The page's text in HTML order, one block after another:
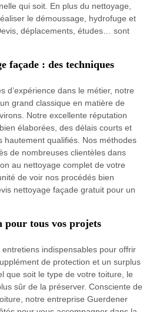
qui soit. En plus du nettoyage,
le démoussage, hydrofuge et
déplacements, études… sont
façade : des techniques
d’expérience dans le métier, notre
grand classique en matière de
Notre excellente réputation
élaborées, des délais courts et
hautement qualifiés. Nos méthodes
de nombreuses clientèles dans
au nettoyage complet de votre
de voir nos procédés bien
nettoyage façade gratuit pour un
pour tous vos projets
indispensables pour offrir
de protection et un surplus
que soit le type de votre toiture, le
sûr de la préserver. Consciente de
notre entreprise Guerdener